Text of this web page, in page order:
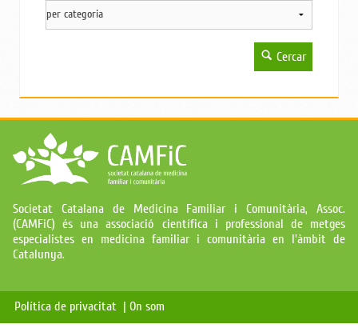
Cercar
Societat Catalana de Medicina Familiar i Comunitària, Assoc.
(CAMFiC) és una associació científica i professional de metges
especialistes en medicina familiar i comunitària en l'àmbit de
Catalunya.
Política de privacitat | On som